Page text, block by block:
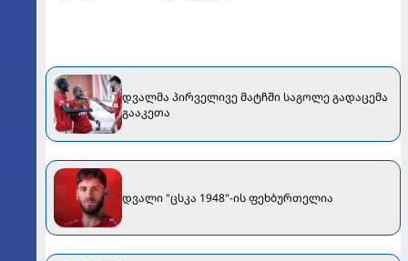
დვალმა პირველივე მატჩში საგოლე გადაცემა
გააკეთა
დვალი "ცსკა 1948"-ის ფეხბურთელია